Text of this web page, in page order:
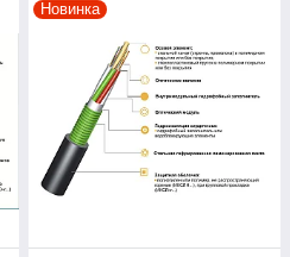
Новинка